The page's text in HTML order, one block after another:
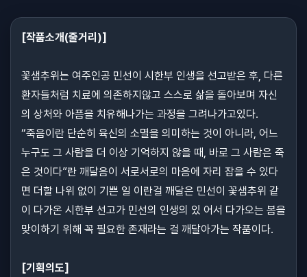
[작품소개(줄거리)]
꽃샘추위는 여주인공 민선이 시한부 인생을 선고받은 후, 다른
환자들처럼 치료에 의존하지않고 스스로 삶을 돌아보며 자신
의 상처와 아픔을 치유해나가는 과정을 그려나가고있다.
“죽음이란 단순히 육신의 소멸을 의미하는 것이 아니라, 어느
누구도 그 사람을 더 이상 기억하지 않을 때, 바로 그 사람은 죽
은 것이다”란 깨달음이 서로서로의 마음에 자리 잡을 수 있다
면 더할 나위 없이 기쁜 일 이란걸 깨달은 민선이 꽃샘추위 같
이 다가온 시한부 선고가 민선의 인생의 있 어서 다가오는 봄을
맞이하기 위해 꼭 필요한 존재라는 걸 깨달아가는 작품이다.
[기획의도]